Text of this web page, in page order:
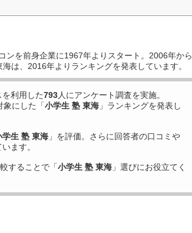
ンを前身企業に1967年よりスタート。2006年から
は、2016年よりランキングを発表しています。
利用した793人にアンケート調査を実施。
象にした「小学生 塾 東海 」ランキングを発表し
学生 塾 東海 」を評価。さらに回答者の口コミや
ます。
することで「小学生 塾 東海 」選びにお役立てく